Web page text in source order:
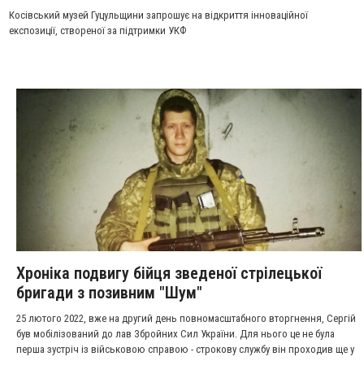
Косівський музей Гуцульщини запрошує на відкриття інноваційної
експозиції, створеної за підтримки УКФ
Хроніка подвигу бійця зведеної стрілецької
бригади з позивним "Шум"
25 лютого 2022, вже на другий день повномасштабного вторгнення, Сергій
був мобілізований до лав Збройних Сил України. Для нього це не була
перша зустріч із військовою справою - строкову службу він проходив ще у